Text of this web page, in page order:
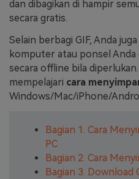
dan dibagikan di hampir
secara gratis.
Selain berbagi GIF, Anda
komputer atau ponsel Anda
secara offline bila
mempelajari cara
Windows/Mac/iPhone/
Bagian 1. Cara
PC
Bagian 2. Cara
Bagian 3. Download